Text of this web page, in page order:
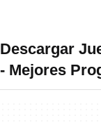
Descargar
- Mejores